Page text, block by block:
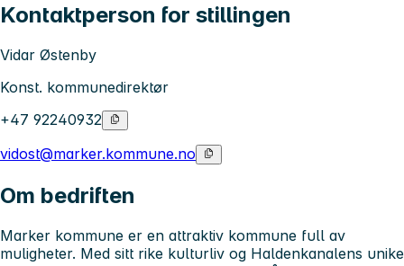
Kontaktperson for stillingen
Vidar Østenby
Konst. kommunedirektør
+47 92240932
vidost@marker.kommune.no
Om bedriften
Marker kommune er en attraktiv kommune full av
muligheter. Med sitt rike kulturliv og Haldenkanalens unike